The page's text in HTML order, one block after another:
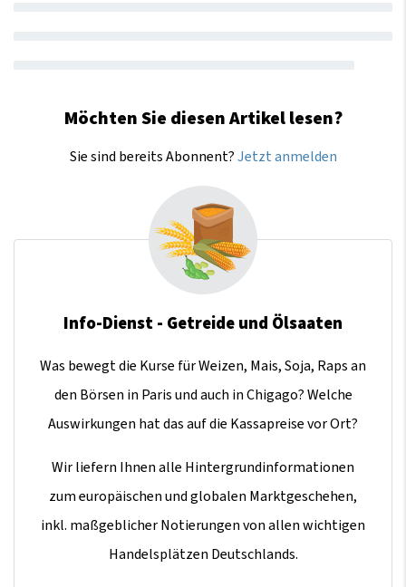
Möchten Sie diesen Artikel lesen?
Sie sind bereits Abonnent?Jetzt anmelden
Info-Dienst - Getreide und Ölsaaten
Was bewegt die Kurse für Weizen, Mais, Soja, Raps an
den Börsen in Paris und auch in Chigago? Welche
Auswirkungen hat das auf die Kassapreise vor Ort?
Wir liefern Ihnen alle Hintergrundinformationen
zum europäischen und globalen Marktgeschehen,
inkl. maßgeblicher Notierungen von allen wichtigen
Handelsplätzen Deutschlands.